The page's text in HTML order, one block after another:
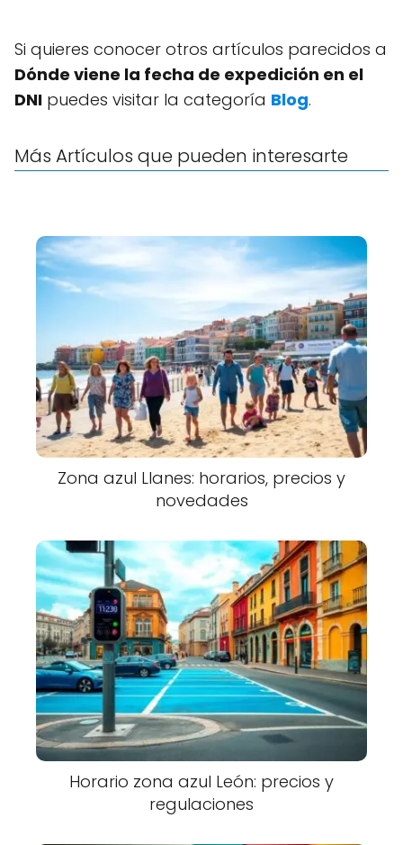
Si quieres conocer otros artículos parecidos a
Dónde viene la fecha de expedición en el
DNI puedes visitar la categoría Blog.
Más Artículos que pueden interesarte
Zona azul Llanes: horarios, precios y
novedades
Horario zona azul León: precios y
regulaciones